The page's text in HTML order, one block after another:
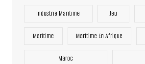
Industrie Maritime Jeu
Maritime Maritime En Afrique
Maroc